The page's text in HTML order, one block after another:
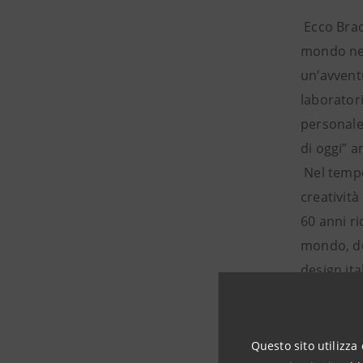
Questo sito utilizza
Ecco
mondo
di oggi”
Nel
creatività
60 anni
mondo,
design
nota a
200